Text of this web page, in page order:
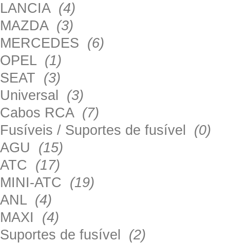
LANCIA (4)
MAZDA (3)
MERCEDES (6)
OPEL (1)
SEAT (3)
Universal (3)
Cabos RCA (7)
Fusíveis / Suportes de fusível (0)
AGU (15)
ATC (17)
MINI-ATC (19)
ANL (4)
MAXI (4)
Suportes de fusível (2)